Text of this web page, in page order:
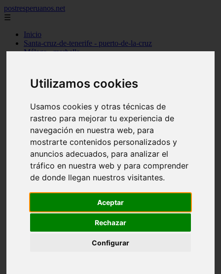
Utilizamos cookies
Usamos cookies y otras técnicas de
rastreo para mejorar tu experiencia de
navegación en nuestra web, para
mostrarte contenidos personalizados y
anuncios adecuados, para analizar el
tráfico en nuestra web y para comprender
de donde llegan nuestros visitantes.
Aceptar
Rechazar
Configurar
postresperuanos.net
☰
Inicio
Santa-cruz-de-tenerife - puerto-de-la-cruz
Málaga - marbella
Cantabria - santander
Barcelona - l39hospitalet-de-llobregat
Madrid - madrid
Alicante - dénia
Madrid - pozuelo-de-alarcón
Valencia - valencia
Barcelona - granollers
Girona - girona
Illes-balears - palma-de-mallorca
Las-palmas - arrecife
Madrid - majadahonda
Alicante - alicante
Guadalajara - guadalajara
Madrid - móstoles
Toledo - talavera-de-la-reina
Illes-balears - santa-margalida